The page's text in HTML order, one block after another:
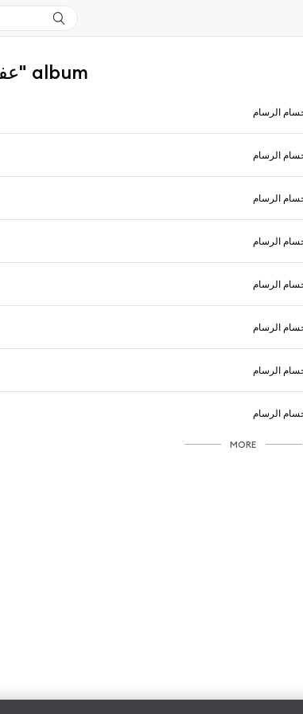
More from "عفتني" album
الرسام
الرسام
الرسام
الرسام
الرسام
الرسام
الرسام
الرسام
MORE